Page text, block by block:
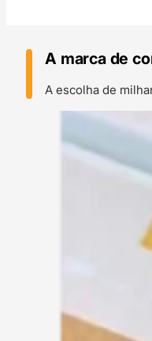
A marca de
A escolha de